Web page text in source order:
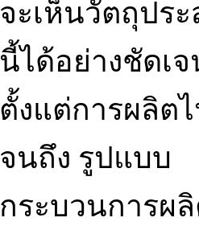
จะเห็นวัตถุปร
นี้ได้อย่างชัดเ
ตั้งแต่การผลิต
จนถึง รูปแบบ
กระบวนการผ